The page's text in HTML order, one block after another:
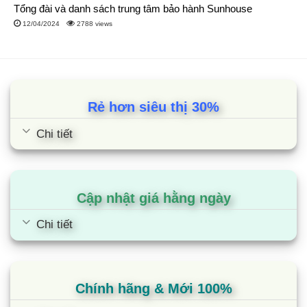
Máy lạnh Casper thuộc thương hiệu của Thái Lan
Có thể mọi người chưa biết điều này nhưng trên thị trường
những dòng điều hòa bán chạy nhất.
thấy sự hiện diện của hãng máy lạnh Casper Thái Lan này.
Tổng đài và danh sách trung tâm bảo hành Sunhouse
12/04/2024 2788 views
Rẻ hơn siêu thị 30%
Chi tiết
Cập nhật giá hằng ngày
Chi tiết
Chính hãng & Mới 100%